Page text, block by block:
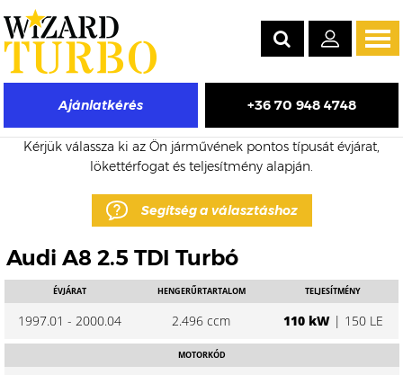
Ajánlatkérés +36 70 948 4748
Audi A8 eladó turbó árak
Kérjük válassza ki az Ön járművének pontos típusát évjárat,
lökettérfogat és teljesítmény alapján.
Segítség a választáshoz
Audi A8 2.5 TDI Turbó
ÉVJÁRAT
1997.01 - 2000.04
HENGERŰRTARTALOM
2.496 ccm
TELJESÍTMÉNY
110 kW| 150 LE
MOTORKÓD